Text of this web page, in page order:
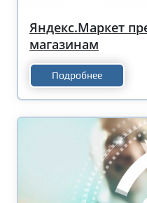
Яндекс.Маркет
магазинам
Подробнее